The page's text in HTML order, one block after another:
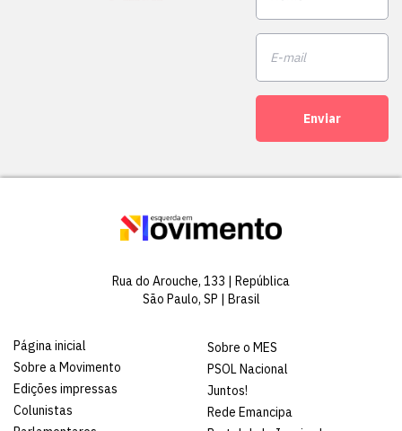
Enviar
Rua do Arouche, 133 | República
São Paulo, SP | Brasil
Página inicial
Sobre a Movimento
Edições impressas
Colunistas
Sobre o MES
PSOL Nacional
Juntos!
Rede Emancipa